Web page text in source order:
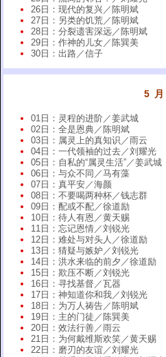
26日：现代的复兴／陈明斌
27日：另类的饥荒／陈明斌
28日：分裂遗害深远／陈明斌
29日：作神的儿女／陈巽美
30日：出路／信子
5 月
01日：灵程的进阶／姜武城
02日：全是恩典／陈明斌
03日：属灵上的真知识／雨云
04日：一代领袖的过去／刘耀光
05日：自私的“属灵生活”／姜武城
06日：与众不同／马有藻
07日：真平安／海颜
08日：不要喝两种杯／钱志群
09日：配或不配／徐道励
10日：待人有恩／黄天赐
11日：忘记恩情／刘锐光
12日：难处与对头人／徐道励
13日：猜疑与嫉妒／刘锐光
14日：洪水来临的前夕／徐道励
15日：欺压不断／刘锐光
16日：寻找基督／瓦器
17日：神知道你和我／刘锐光
18日：为万人祷告／陈明斌
19日：主的门徒／陈巽美
20日：效法行善／雨云
21日：为何戴维斯欢笑／黄天赐
22日：磨刃的友谊／刘耀光